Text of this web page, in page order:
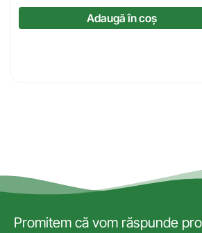
Adaugă în coș
Promitem că vom răspunde